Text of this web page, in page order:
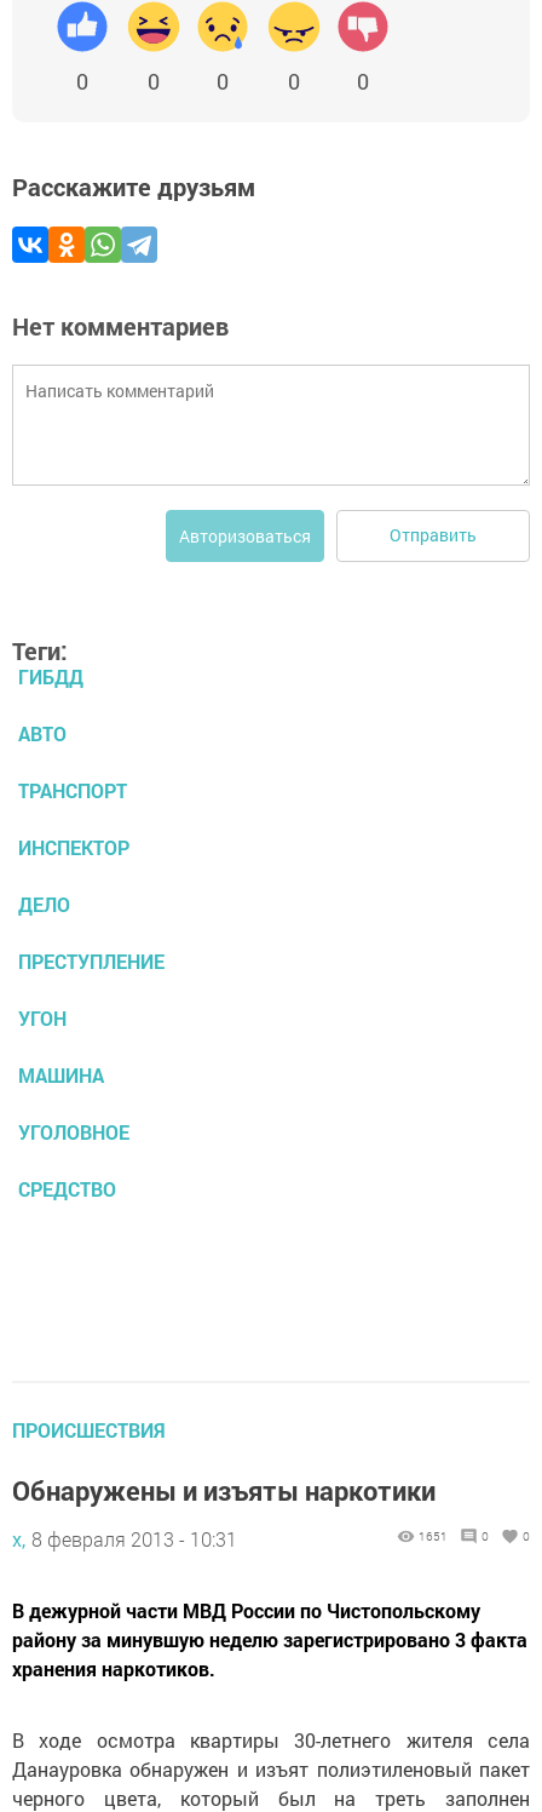
0 0 0 0 0
Расскажите друзьям
Нет комментариев
Авторизоваться Отправить
Теги:
ГИБДД
АВТО
ТРАНСПОРТ
ИНСПЕКТОР
ДЕЛО
ПРЕСТУПЛЕНИЕ
УГОН
МАШИНА
УГОЛОВНОЕ
СРЕДСТВО
ПРОИСШЕСТВИЯ
Обнаружены и изъяты наркотики
х, 8 февраля 2013 - 10:31 1651 0 0
В дежурной части МВД России по Чистопольскому
району за минувшую неделю зарегистрировано 3 факта
хранения наркотиков.
В ходе осмотра квартиры 30-летнего жителя села
Данауровка обнаружен и изъят полиэтиленовый пакет
черного цвета, который был на треть заполнен